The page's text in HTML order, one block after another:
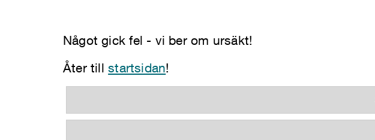
Något gick fel - vi ber om ursäkt!
Åter tillstartsidan!